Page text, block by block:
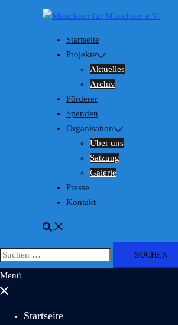
Startseite
Projekte
Aktuelles
Archiv
Förderer
Spenden
Organisation
Über uns
Satzung
Galerie
Presse
Kontakt
Suche
Suchen
nach:
Menü
Menü
Startseite